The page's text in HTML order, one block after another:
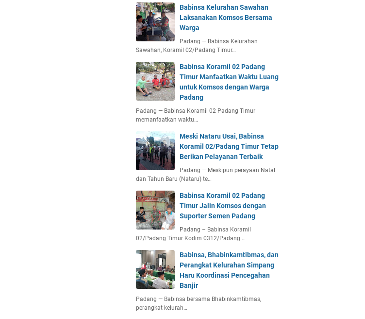
Babinsa Kelurahan Sawahan
Laksanakan Komsos Bersama
Warga
Padang — Babinsa Kelurahan
Sawahan, Koramil 02/Padang Timur…
Babinsa Koramil 02 Padang
Timur Manfaatkan Waktu Luang
untuk Komsos dengan Warga
Padang
Padang — Babinsa Koramil 02 Padang Timur
memanfaatkan waktu…
Meski Nataru Usai, Babinsa
Koramil 02/Padang Timur Tetap
Berikan Pelayanan Terbaik
Padang — Meskipun perayaan Natal
dan Tahun Baru (Nataru) te…
Babinsa Koramil 02 Padang
Timur Jalin Komsos dengan
Suporter Semen Padang
Padang – Babinsa Koramil
02/Padang Timur Kodim 0312/Padang …
Babinsa, Bhabinkamtibmas, dan
Perangkat Kelurahan Simpang
Haru Koordinasi Pencegahan
Banjir
Padang — Babinsa bersama Bhabinkamtibmas,
perangkat kelurah…